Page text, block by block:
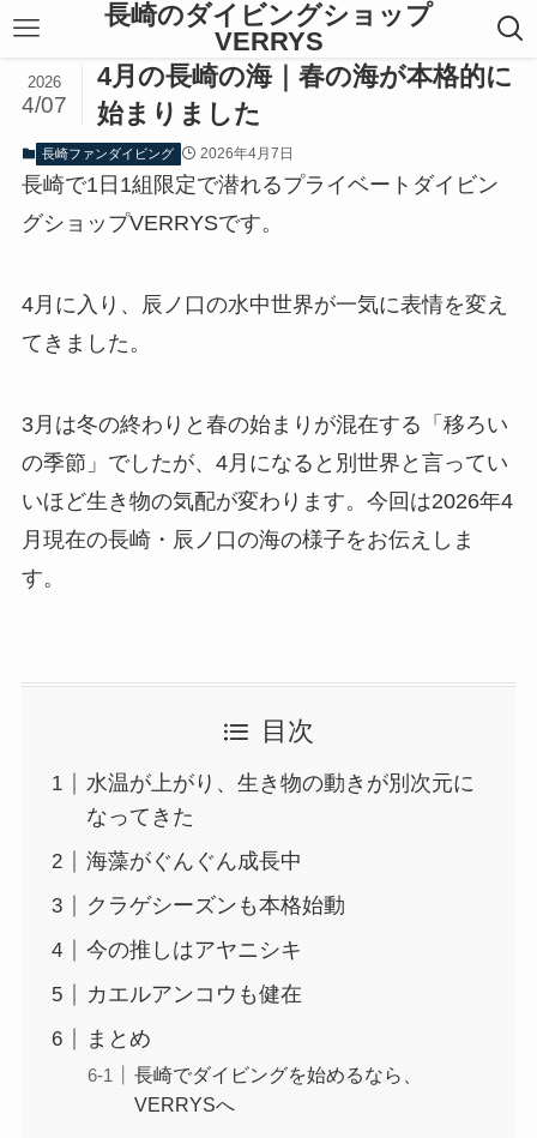
長崎のダイビングショップ
VERRYS
4月の長崎の海｜春の海が本格的に
始まりました
2026
4/07
長崎ファンダイビング 2026年4月7日
長崎で1日1組限定で潜れるプライベートダイビン
グショップVERRYSです。
4月に入り、辰ノ口の水中世界が一気に表情を変え
てきました。
3月は冬の終わりと春の始まりが混在する「移ろい
の季節」でしたが、4月になると別世界と言ってい
いほど生き物の気配が変わります。今回は2026年4
月現在の長崎・辰ノ口の海の様子をお伝えしま
す。
目次
水温が上がり、生き物の動きが別次元に
なってきた
海藻がぐんぐん成長中
クラゲシーズンも本格始動
今の推しはアヤニシキ
カエルアンコウも健在
まとめ
長崎でダイビングを始めるなら、
VERRYSへ